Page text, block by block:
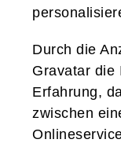
Durch die
Gravatar die
Erfahrung,
zwischen